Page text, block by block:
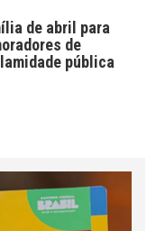
de abril para
de
pública